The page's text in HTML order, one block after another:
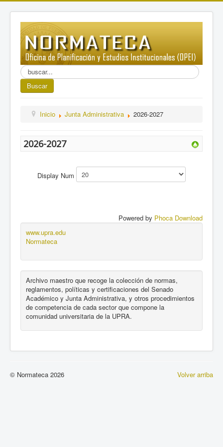
Buscar...
Buscar
Inicio Junta Administrativa 2026-2027
2026-2027
Display Num
Powered by Phoca Download
www.upra.edu
Normateca
Archivo maestro que recoge la colección de normas,
reglamentos, políticas y certificaciones del Senado
Académico y Junta Administrativa, y otros procedimientos
de competencia de cada sector que compone la
comunidad universitaria de la UPRA.
Volver arriba
© Normateca 2026